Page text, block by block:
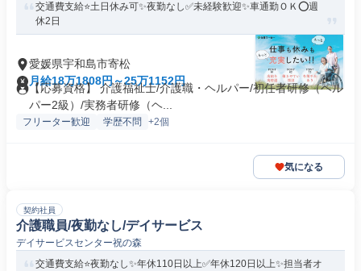
交通費支給⭐️土日休み可✨夜勤なし✅️未経験歓迎✨車通勤ＯＫ⭕️週
休2日
愛媛県宇和島市寄松
月給18万1808円～25万1152円
【応募資格】 介護福祉士/介護職・ヘルパー/初任者研修（ヘル
パー2級）/実務者研修（ヘ...
フリーター歓迎 学歴不問 +2個
気になる
契約社員
介護職員/夜勤なし/デイサービス
デイサービスセンター祝の森
交通費支給⭐️夜勤なし✨年休110日以上✅️年休120日以上✨担当者オ